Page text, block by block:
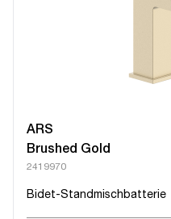
ARS
Brushed Gold
2419970
Bidet-Standmischbatterie